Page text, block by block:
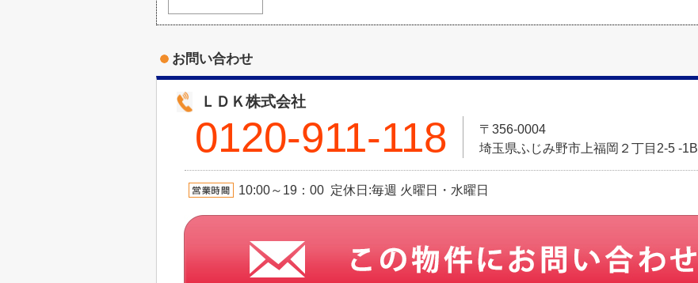
お問い合わせ
ＬＤＫ株式会社
0120-911-118
〒356-0004
埼玉県ふじみ野市上福岡２丁目2-5 -1B
10:00～19：00 定休日:毎週 火曜日・水曜日